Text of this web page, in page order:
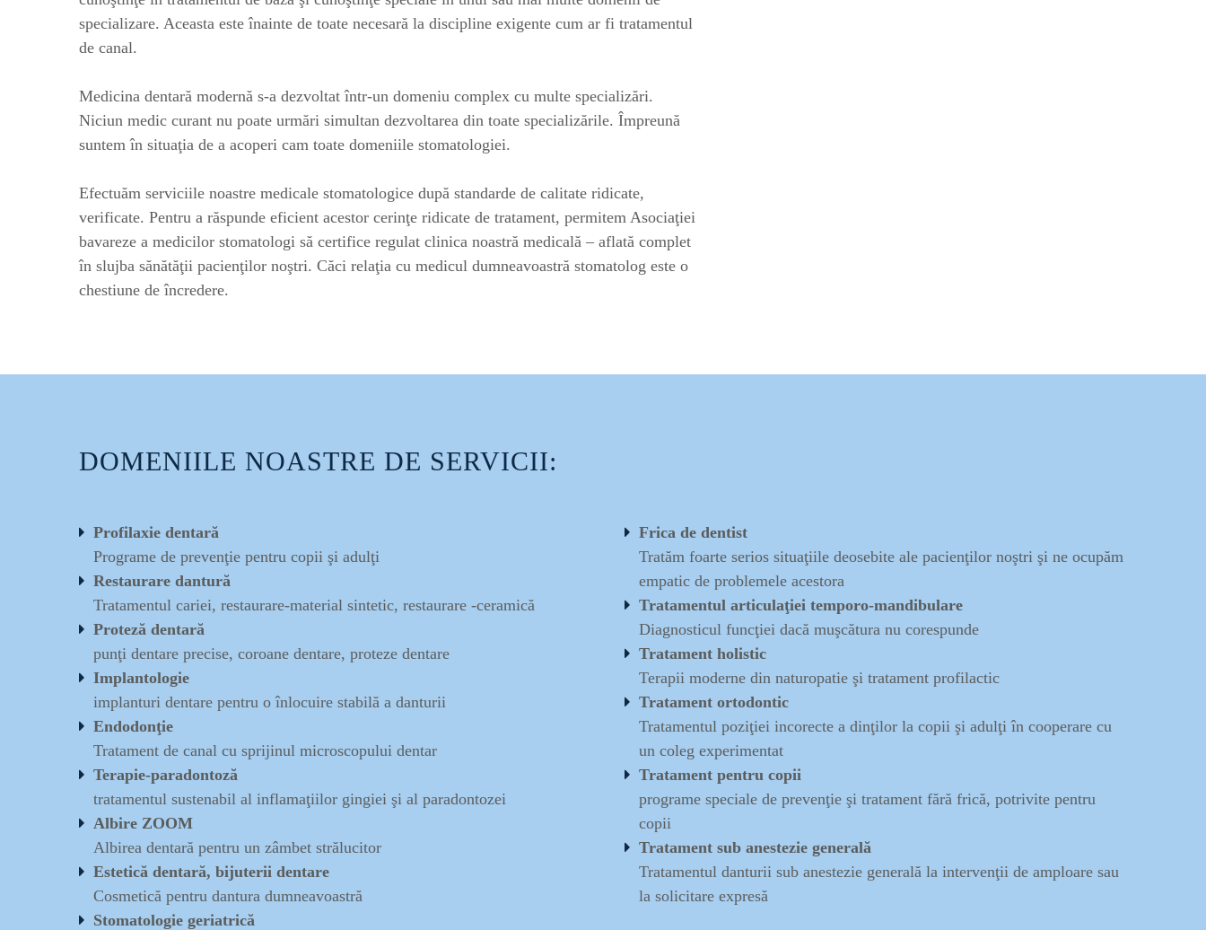
specializare. Aceasta este înainte de toate necesară la discipline exigente cum ar fi tratamentul
de canal.
Medicina dentară modernă s-a dezvoltat într-un domeniu complex cu multe specializări.
Niciun medic curant nu poate urmări simultan dezvoltarea din toate specializările. Împreună
suntem în situaţia de a acoperi cam toate domeniile stomatologiei.
Efectuăm serviciile noastre medicale stomatologice după standarde de calitate ridicate,
verificate. Pentru a răspunde eficient acestor cerinţe ridicate de tratament, permitem Asociaţiei
bavareze a medicilor stomatologi să certifice regulat clinica noastră medicală – aflată complet
în slujba sănătăţii pacienţilor noştri. Căci relaţia cu medicul dumneavoastră stomatolog este o
chestiune de încredere.
DOMENIILE NOASTRE DE SERVICII:
Profilaxie dentară
Programe de prevenţie pentru copii şi adulţi
Restaurare dantură
Tratamentul cariei, restaurare-material sintetic, restaurare -ceramică
Proteză dentară
punţi dentare precise, coroane dentare, proteze dentare
Implantologie
implanturi dentare pentru o înlocuire stabilă a danturii
Endodonţie
Tratament de canal cu sprijinul microscopului dentar
Terapie-paradontoză
tratamentul sustenabil al inflamaţiilor gingiei şi al paradontozei
Albire ZOOM
Albirea dentară pentru un zâmbet strălucitor
Estetică dentară, bijuterii dentare
Cosmetică pentru dantura dumneavoastră
Stomatologie geriatrică
Frica de dentist
Tratăm foarte serios situaţiile deosebite ale pacienţilor noştri şi ne ocupăm
empatic de problemele acestora
Tratamentul articulaţiei temporo-mandibulare
Diagnosticul funcţiei dacă muşcătura nu corespunde
Tratament holistic
Terapii moderne din naturopatie şi tratament profilactic
Tratament ortodontic
Tratamentul poziţiei incorecte a dinţilor la copii şi adulţi în cooperare cu
un coleg experimentat
Tratament pentru copii
programe speciale de prevenţie şi tratament fără frică, potrivite pentru
copii
Tratament sub anestezie generală
Tratamentul danturii sub anestezie generală la intervenţii de amploare sau
la solicitare expresă